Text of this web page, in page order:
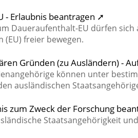
- Erlaubnis beantragen ➚
Daueraufenthalt-EU dürfen
(EU) freier bewegen.
Gründen (zu Ausländern) -
können unter
ausländischen
zum Zweck der Forschung
Staatsangehörigkeit